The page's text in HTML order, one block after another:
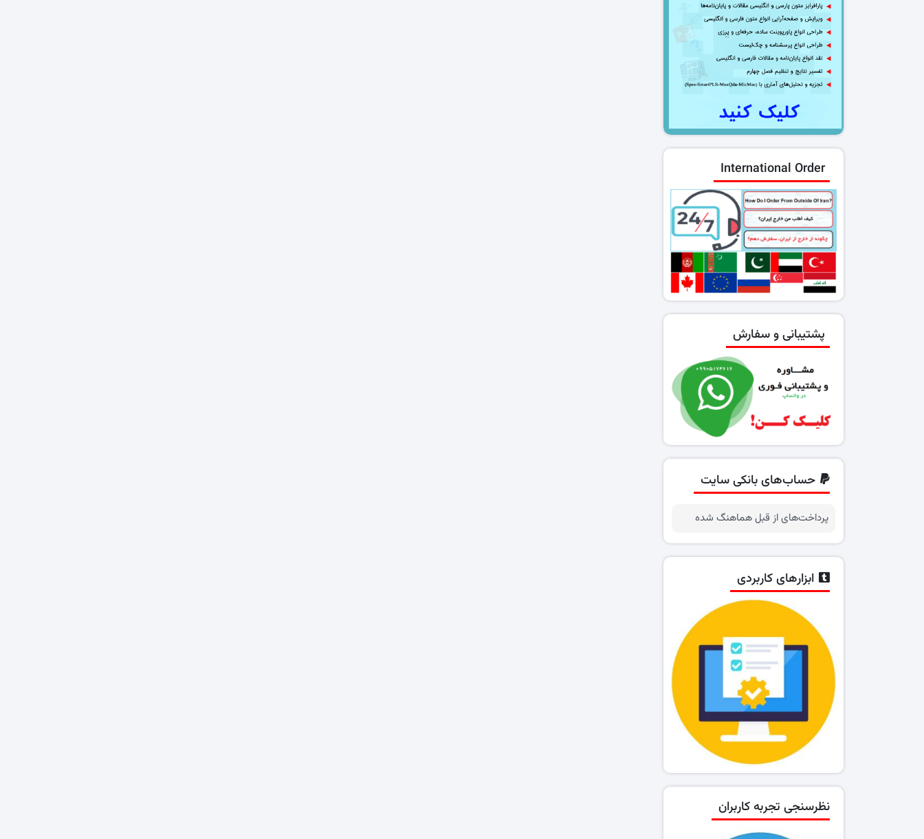
International Order
پشتیبانی و سفارش
حساب‌های بانکی سایت
پرداخت‌های از قبل هماهنگ شده
ابزارهای کاربردی
نظرسنجی تجربه کاربران